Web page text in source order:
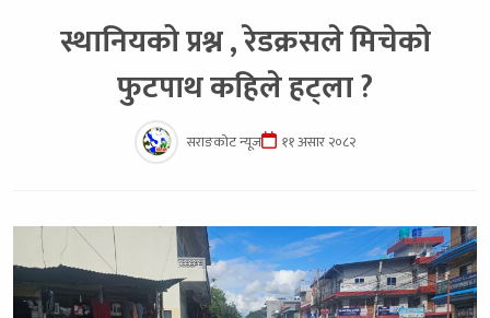
स्थानियको प्रश्न , रेडक्रसले मिचेको
फुटपाथ कहिले हट्ला ?
सराङकोट न्यूज ११ असार २०८२